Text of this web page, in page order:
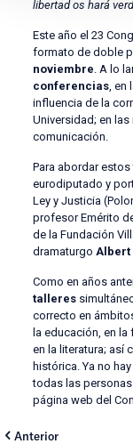
libertad os hará
Este año el 23
formato de doble
noviembre . A lo
conferencias, en
influencia de la
Universidad; en
comunicación.
Para abordar
eurodiputado y
Ley y Justicia
profesor Emérito
de la Fundación
dramaturgo Albert
Como en años
talleres
correcto en
la educación, en la
en la literatura; así
histórica. Ya no
todas las
página web del
Anterior